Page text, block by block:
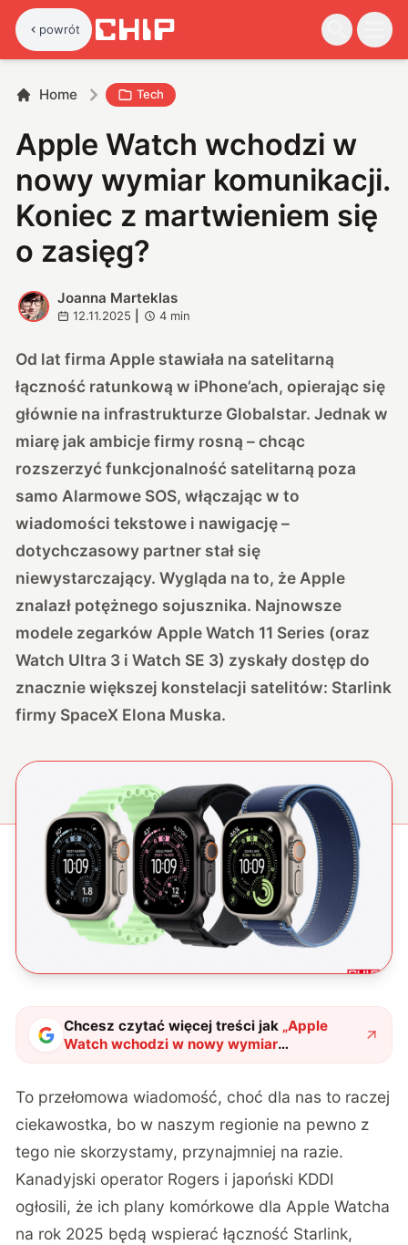
powrót
Home Tech
Apple Watch wchodzi w
nowy wymiar komunikacji.
Koniec z martwieniem się
o zasięg?
J
Joanna Marteklas
12.11.2025 4 min
Od lat firma Apple stawiała na satelitarną
łączność ratunkową w iPhone’ach, opierając się
głównie na infrastrukturze Globalstar. Jednak w
miarę jak ambicje firmy rosną – chcąc
rozszerzyć funkcjonalność satelitarną poza
samo Alarmowe SOS, włączając w to
wiadomości tekstowe i nawigację –
dotychczasowy partner stał się
niewystarczający. Wygląda na to, że Apple
znalazł potężnego sojusznika. Najnowsze
modele zegarków Apple Watch 11 Series (oraz
Watch Ultra 3 i Watch SE 3) zyskały dostęp do
znacznie większej konstelacji satelitów: Starlink
firmy SpaceX Elona Muska.
Chcesz czytać więcej treści jak „Apple
Watch wchodzi w nowy wymiar
komunikacji. Koniec z martwieniem się o
To przełomowa wiadomość, choć dla nas to raczej
ciekawostka, bo w naszym regionie na pewno z
tego nie skorzystamy, przynajmniej na razie.
Kanadyjski operator Rogers i japoński KDDI
ogłosili, że ich plany komórkowe dla Apple Watcha
na rok 2025 będą wspierać łączność Starlink,